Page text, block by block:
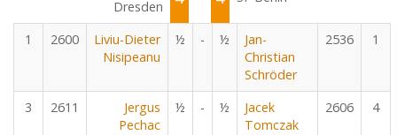
Dresden
1 2600
Liviu-Dieter
Nisipeanu
½ - ½
Jan-
Christian
Schröder
2536 1
3 2611
Jergus
Pechac
½ - ½
Jacek
Tomczak
2606 4